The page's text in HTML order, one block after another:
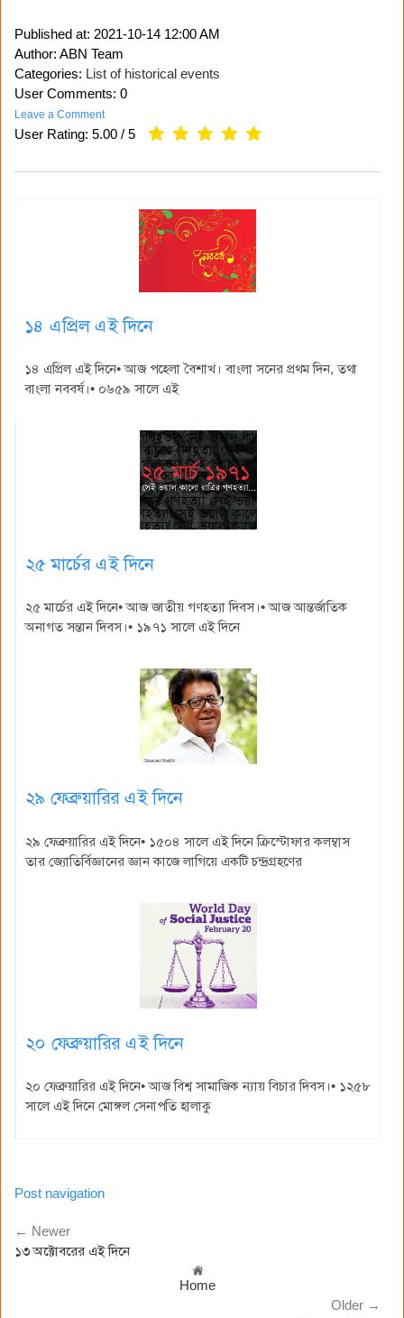
Published at: 2021-10-14 12:00 AM
Author: ABN Team
Categories: List of historical events
User Comments: 0
Leave a Comment
User Rating: 5.00 / 5
১৪ এপ্রিল এই দিনে
১৪ এপ্রিল এই দিনে• আজ পহেলা বৈশাখ। বাংলা সনের প্রথম দিন, তথা
বাংলা নববর্ষ।• ০৬৫৯ সালে এই
২৫ মার্চের এই দিনে
২৫ মার্চের এই দিনে• আজ জাতীয় গণহত্যা দিবস।• আজ আন্তর্জাতিক
অনাগত সন্তান দিবস।• ১৯৭১ সালে এই দিনে
২৯ ফেব্রুয়ারির এই দিনে
২৯ ফেব্রুয়ারির এই দিনে• ১৫০৪ সালে এই দিনে ক্রিস্টোফার কলম্বাস
তার জ্যোতির্বিজ্ঞানের জ্ঞান কাজে লাগিয়ে একটি চন্দ্রগ্রহণের
২০ ফেব্রুয়ারির এই দিনে
২০ ফেব্রুয়ারির এই দিনে• আজ বিশ্ব সামাজিক ন্যায় বিচার দিবস।• ১২৫৮
সালে এই দিনে মোঙ্গল সেনাপতি হালাকু
Post navigation
← Newer
১৩ অক্টোবরের এই দিনে
Home
Older →